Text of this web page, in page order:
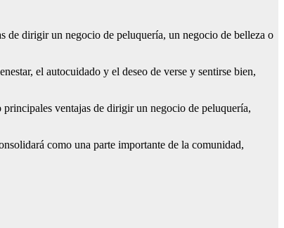
de dirigir un negocio de peluquería, un negocio de belleza o
el autocuidado y el deseo de verse y sentirse bien,
ventajas de dirigir un negocio de peluquería,
como una parte importante de la comunidad,